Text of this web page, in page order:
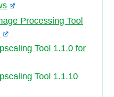
Processing Tool
Tool 1.1.0 for
Tool 1.1.10